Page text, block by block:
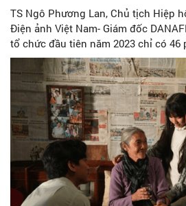
TS Ngô Phương Lan, Chủ tịch Hiệp
Điện ảnh Việt Nam- Giám đốc
tổ chức đầu tiên năm 2023 chỉ có 46
con số này đã được nâng lên 63
tranh giải hạng mục Phim Việt Nam
của nhiều phim lập kỷ lục phòng vé
Thành; Lật mặt 7 - Một điều ước của
Piano của Phi Tiến Sơn...